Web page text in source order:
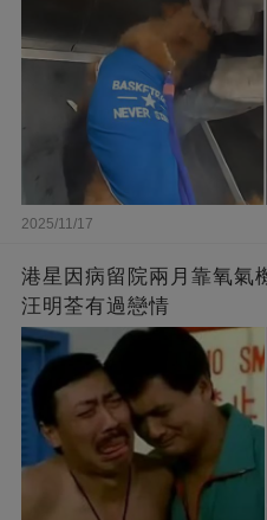
2025/11/17
港星因病留院兩月靠氧氣
汪明荃有過戀情